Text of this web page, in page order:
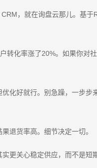
，就在询盘云那儿。基于
转化率涨了20%。如果你对
化好就行。别急躁，一步步
退货率高。细节决定一切。
更关心稳定供应，而不是短